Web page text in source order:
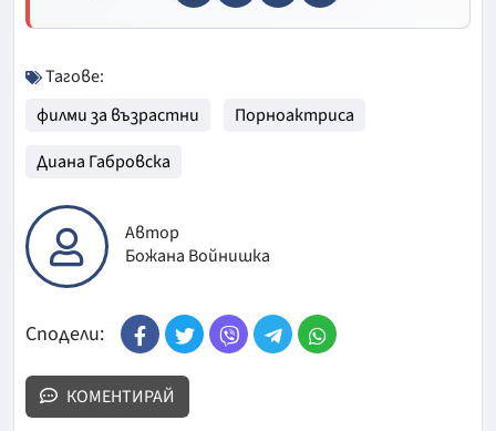
Тагове:
филми за възрастни
Порноактриса
Диана Габровска
Автор
Божана Войнишка
Сподели:
КОМЕНТИРАЙ